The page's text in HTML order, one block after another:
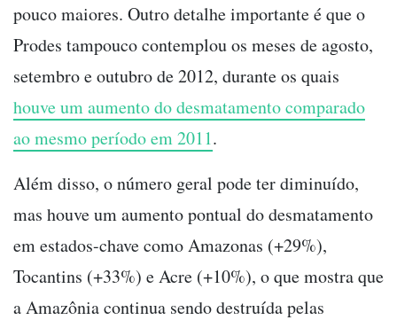
pouco maiores. Outro detalhe importante é que o
Prodes tampouco contemplou os meses de agosto,
setembro e outubro de 2012, durante os quais
houve um aumento do desmatamento comparado
ao mesmo período em 2011.
Além disso, o número geral pode ter diminuído,
mas houve um aumento pontual do desmatamento
em estados-chave como Amazonas (+29%),
Tocantins (+33%) e Acre (+10%), o que mostra que
a Amazônia continua sendo destruída pelas